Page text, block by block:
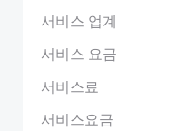
서비스 업계
서비스 요금
서비스료
서비스요금